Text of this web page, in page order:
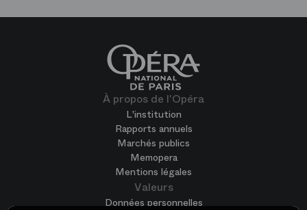
À propos de l'Opéra
L'institution
Rapports annuels
Marchés publics
Memopera
Mentions légales
Valeurs
Données personnelles